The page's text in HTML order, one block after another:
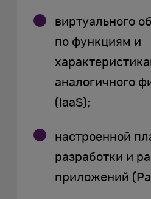
виртуального
по функциям и
аналогичного
(IaaS);
настроенной
разработки и
приложений